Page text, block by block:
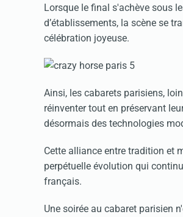
Lorsque le final s'achève sous
d’établissements, la scène se
célébration joyeuse.
Ainsi, les cabarets parisiens,
réinventer tout en préservant
désormais des technologies
Cette alliance entre tradition et
perpétuelle évolution qui
français.
Une soirée au cabaret parisien